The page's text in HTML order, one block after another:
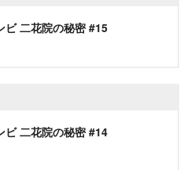
ビ 二花院の秘密 #15
ビ 二花院の秘密 #14